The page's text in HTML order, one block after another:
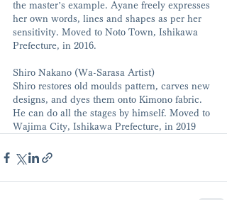
the master’s example. Ayane freely expresses
her own words, lines and shapes as per her
sensitivity. Moved to Noto Town, Ishikawa
Prefecture, in 2016.
Shiro Nakano (Wa-Sarasa Artist)
Shiro restores old moulds pattern, carves new
designs, and dyes them onto Kimono fabric.
He can do all the stages by himself. Moved to
Wajima City, Ishikawa Prefecture, in 2019